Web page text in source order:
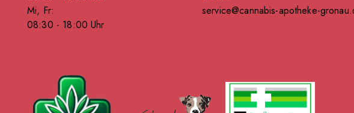
Mi, Fr:
08:30 - 18:00 Uhr
service@cannabis-apotheke-